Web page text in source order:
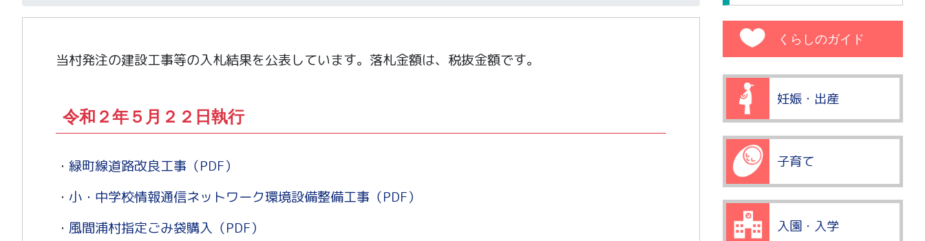
当村発注の建設工事等の入札結果を公表しています。落札金額は、税抜金額です。
令和２年５月２２日執行
・ 緑町線道路改良工事（PDF）
・ 小・中学校情報通信ネットワーク環境設備整備工事（PDF）
・ 風間浦村指定ごみ袋購入（PDF）
くらしのガイド
妊娠・出産
子育て
入園・入学